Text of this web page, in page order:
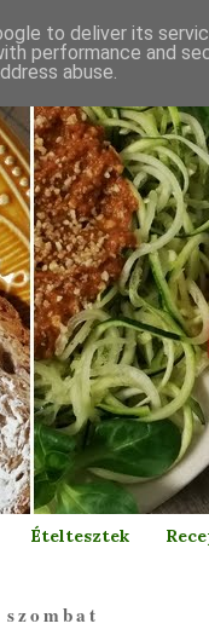
Ételtesztek
to deliver its
performance and
abuse.